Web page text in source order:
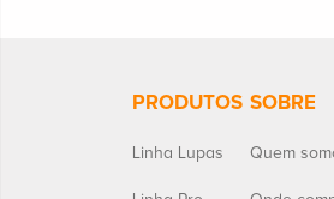
PRODUTOS
Linha Lupas
SOBRE
Quem